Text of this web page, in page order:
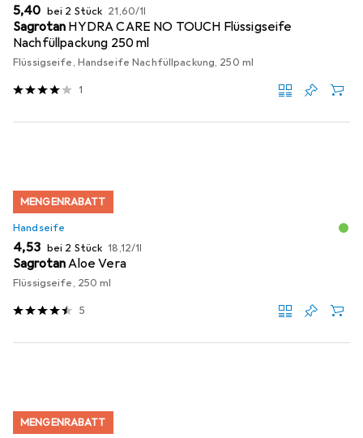
EUR
5,40 bei 2 Stück EUR
21,60/1l
Sagrotan HYDRA CARE NO TOUCH Flüssigseife
Nachfüllpackung 250 ml
Flüssigseife, Handseife Nachfüllpackung, 250 ml
1
MENGENRABATT
Handseife
EUR
4,53 bei 2 Stück EUR
18,12/1l
SagrotanAloe Vera
Flüssigseife, 250 ml
5
MENGENRABATT